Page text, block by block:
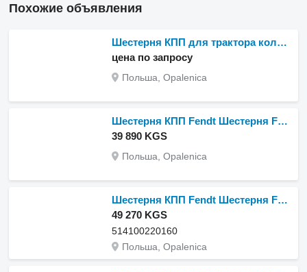
Похожие объявления
Шестерня КПП для трактора колесного Fendt Vario ML160
цена по запросу
Польша, Opalenica
Шестерня КПП Fendt Шестерня Favorit 514, артикул 514100080050 для Fendt
39 890 KGS
Польша, Opalenica
Шестерня КПП Fendt Шестерня Favorit 514, артикул 514100220160 для трактора колесного Fendt Favorit 514
49 270 KGS
514100220160
Польша, Opalenica